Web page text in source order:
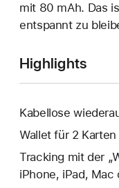
mit 80 mAh. Das
entspannt zu
Highlights
Kabellose
Wallet für 2 Karten
Tracking mit der
iPhone, iPad, Mac